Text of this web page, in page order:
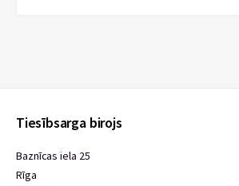
Tiesībsarga birojs
Baznīcas iela 25
Rīga